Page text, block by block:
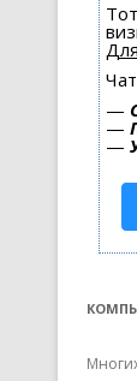
—
—
—